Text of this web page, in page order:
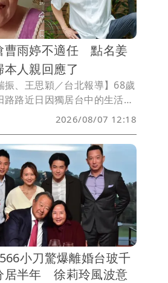
影片概念，哥哥展榮則跨刀演
曹雨婷不適任 點名姜
本人親回應了
振、王思穎／台北報導】68歲
路路近日因獨居台中的生活狀
關注，資深女星池秋美接連兩
演藝工會理事長曹雨婷；資
常德也公開表達對曹雨婷的不
昨更在社群平台開直播，直接
直言對方「不配當演藝工會
同時喊話曾任演藝工會理事長
姜厚任，希望他能出面發聲。
任今天做出回應。
2026/08/07 12:18
小刀驚爆離婚台玻千
居半年 徐莉玲風波意